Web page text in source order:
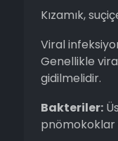
Kızamık,
Viral
Genellikle
gidilmelidir.
Bakteriler: